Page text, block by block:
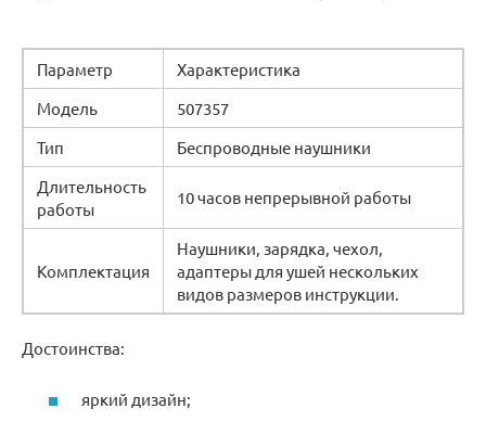
Параметр
Характеристика
Модель
507357
Тип
Беспроводные наушники
Длительность
работы
10 часов непрерывной работы
Комплектация
Наушники, зарядка, чехол,
адаптеры для ушей нескольких
видов размеров инструкции.
Достоинства:
яркий дизайн;